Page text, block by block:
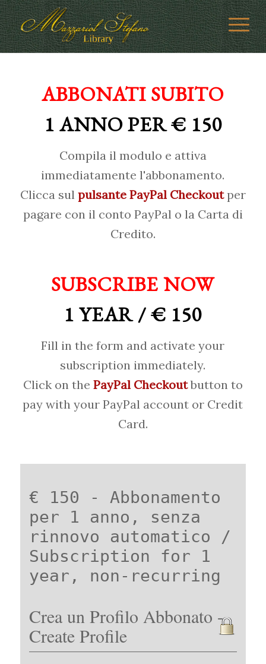
ABBONATI SUBITO
1 ANNO PER € 150
Compila il modulo e attiva
immediatamente l'abbonamento.
Clicca sul pulsante PayPal Checkoutper
pagare con il conto PayPal o la Carta di
Credito.
SUBSCRIBE NOW
1 YEAR / € 150
Fill in the form and activate your
subscription immediately.
Click on the PayPal Checkoutbutton to
pay with your PayPal account or Credit
Card.
€ 150 - Abbonamento
per 1 anno, senza
rinnovo automatico /
Subscription for 1
year, non-recurring
Crea un Profilo Abbonato -
Create Profile